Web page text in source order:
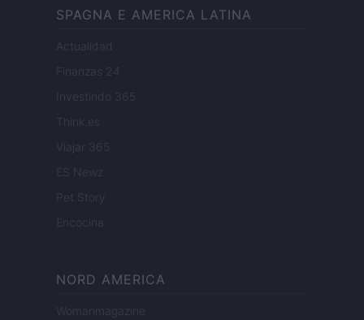
SPAGNA E AMERICA LATINA
Actualidad
Finanzas 24
Investindo 365
Think.es
Viajar 365
ES Newz
Pet Story
Encocina
NORD AMERICA
Womanmagazine